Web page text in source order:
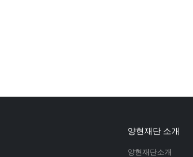
양현재단 소개
양현재단소개